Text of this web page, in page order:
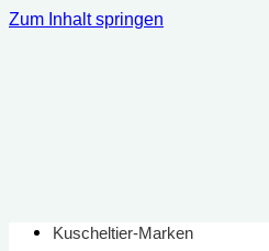
Zum Inhalt springen
Kuscheltier-Marken